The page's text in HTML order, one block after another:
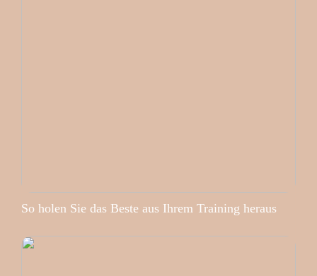
So holen Sie das Beste aus Ihrem Training heraus